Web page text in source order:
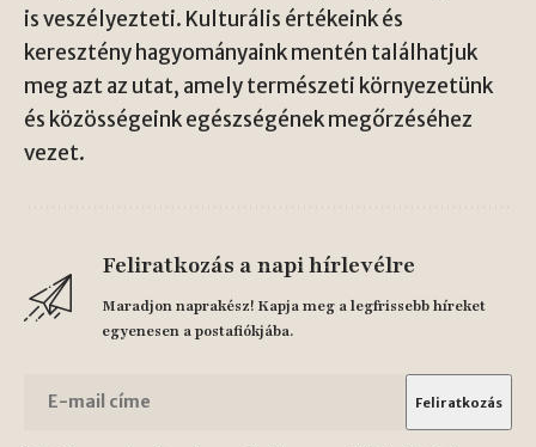
is veszélyezteti. Kulturális értékeink és
keresztény hagyományaink mentén találhatjuk
meg azt az utat, amely természeti környezetünk
és közösségeink egészségének megőrzéséhez
vezet.
Feliratkozás a napi hírlevélre
Maradjon naprakész! Kapja meg a legfrissebb híreket
egyenesen a postafiókjába.